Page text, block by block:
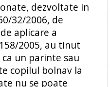
dezvoltate in
32/2006, de
aplicare a
2005, au tinut
un parinte sau
copilul bolnav la
nu se poate